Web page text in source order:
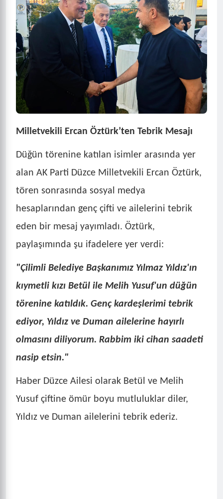
Milletvekili Ercan Öztürk’ten Tebrik Mesajı
Düğün törenine katılan isimler arasında yer
alan AK Parti Düzce Milletvekili Ercan Öztürk,
tören sonrasında sosyal medya
hesaplarından genç çifti ve ailelerini tebrik
eden bir mesaj yayımladı. Öztürk,
paylaşımında şu ifadelere yer verdi:
"Çilimli Belediye Başkanımız Yılmaz Yıldız'ın
kıymetli kızı Betül ile Melih Yusuf'un düğün
törenine katıldık. Genç kardeşlerimi tebrik
ediyor, Yıldız ve Duman ailelerine hayırlı
olmasını diliyorum. Rabbim iki cihan saadeti
nasip etsin."
Haber Düzce Ailesi olarak Betül ve Melih
Yusuf çiftine ömür boyu mutluluklar diler,
Yıldız ve Duman ailelerini tebrik ederiz.